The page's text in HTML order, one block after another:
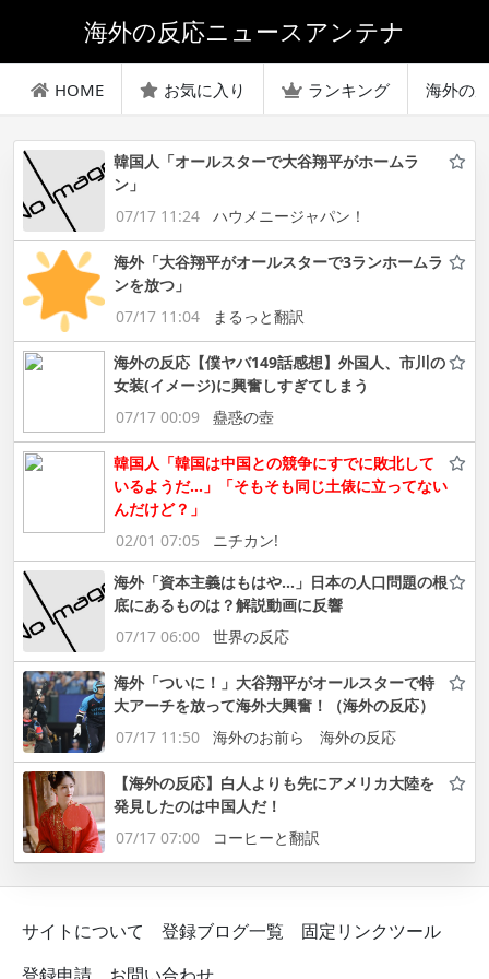
海外の反応ニュースアンテナ
HOME お気に入り ランキング 海外の
韓国人「オールスターで大谷翔平がホームラ
ン」
07/17 11:24
ハウメニージャパン！
海外「大谷翔平がオールスターで3ランホームラ
ンを放つ」
07/17 11:04
まるっと翻訳
海外の反応【僕ヤバ149話感想】外国人、市川の
女装(イメージ)に興奮しすぎてしまう
07/17 00:09
蠱惑の壺
韓国人「韓国は中国との競争にすでに敗北して
いるようだ…」「そもそも同じ土俵に立ってない
んだけど？」
02/01 07:05
ニチカン!
海外「資本主義はもはや…」日本の人口問題の根
底にあるものは？解説動画に反響
07/17 06:00
世界の反応
海外「ついに！」大谷翔平がオールスターで特
大アーチを放って海外大興奮！（海外の反応）
07/17 11:50
海外のお前ら 海外の反応
【海外の反応】白人よりも先にアメリカ大陸を
発見したのは中国人だ！
07/17 07:00
コーヒーと翻訳
サイトについて 登録ブログ一覧
固定リンクツール